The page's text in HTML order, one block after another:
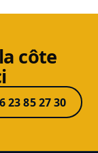
côte
23 85 27 30